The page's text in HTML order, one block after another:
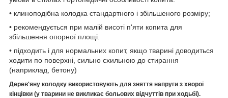
• клиноподібна колодка стандартного і збільшеного розміру;
• рекомендується при малій висоті п'яти копита для
збільшення опорної площі.
• підходить і для нормальних копит, якщо тварині доводиться
ходити по поверхні, сильно схильною до стирання
(наприклад, бетону)
Дерев'яну колодку використовують для зняття напруги з хворої
кінцівки (у тварини не викликає больових відчуттів при ходьбі).